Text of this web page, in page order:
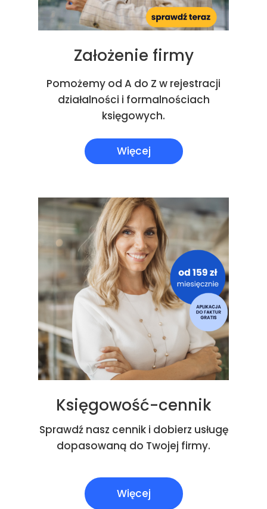
Założenie firmy
Więcej
Pomożemy od A do Z w rejestracji
działalności i formalnościach
księgowych.
Księgowość-cennik
Więcej
Sprawdź nasz cennik i dobierz usługę
dopasowaną do Twojej firmy.